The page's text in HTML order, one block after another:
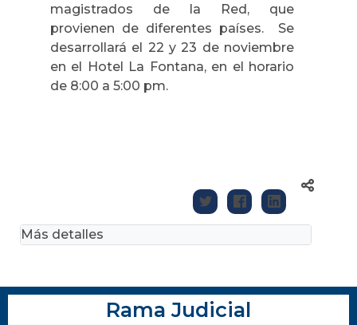
magistrados de la Red, que
provienen de diferentes países. Se
desarrollará el 22 y 23 de noviembre
en el Hotel La Fontana, en el horario
de 8:00 a 5:00 pm.
Más detalles
Rama Judicial